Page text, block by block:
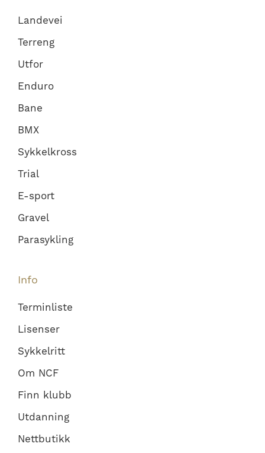
Landevei
Terreng
Utfor
Enduro
Bane
BMX
Sykkelkross
Trial
E-sport
Gravel
Parasykling
Info
Terminliste
Lisenser
Sykkelritt
Om NCF
Finn klubb
Utdanning
Nettbutikk